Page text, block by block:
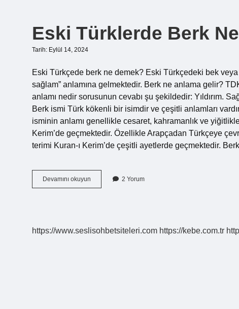
Eski Türklerde Berk
Tarih: Eylül 14, 2024
Eski Türkçede berk ne demek? Eski Türkçedeki bek
sağlam” anlamına gelmektedir. Berk ne anlama gelir?
anlamı nedir sorusunun cevabı şu şekildedir: Yıldırım.
Berk ismi Türk kökenli bir isimdir ve çeşitli anlamları
isminin anlamı genellikle cesaret, kahramanlık ve
Kerim’de geçmektedir. Özellikle Arapçadan Türkçeye
terimi Kuran-ı Kerim’de çeşitli ayetlerde geçmektedir.
Devamını okuyun
Türklerde
2 Yorum
https://www.seslisohbetsiteleri.com https://kebe.com.tr